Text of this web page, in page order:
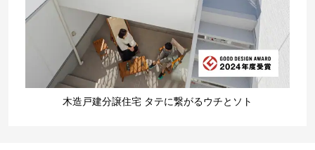
木造戸建分譲住宅 タテに繋がるウチとソト